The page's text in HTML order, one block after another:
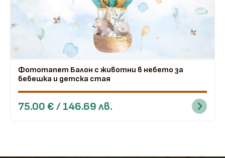
Фототапет Балон с животни в небето за
бебешка и детска стая
75.00 € / 146.69 лв.